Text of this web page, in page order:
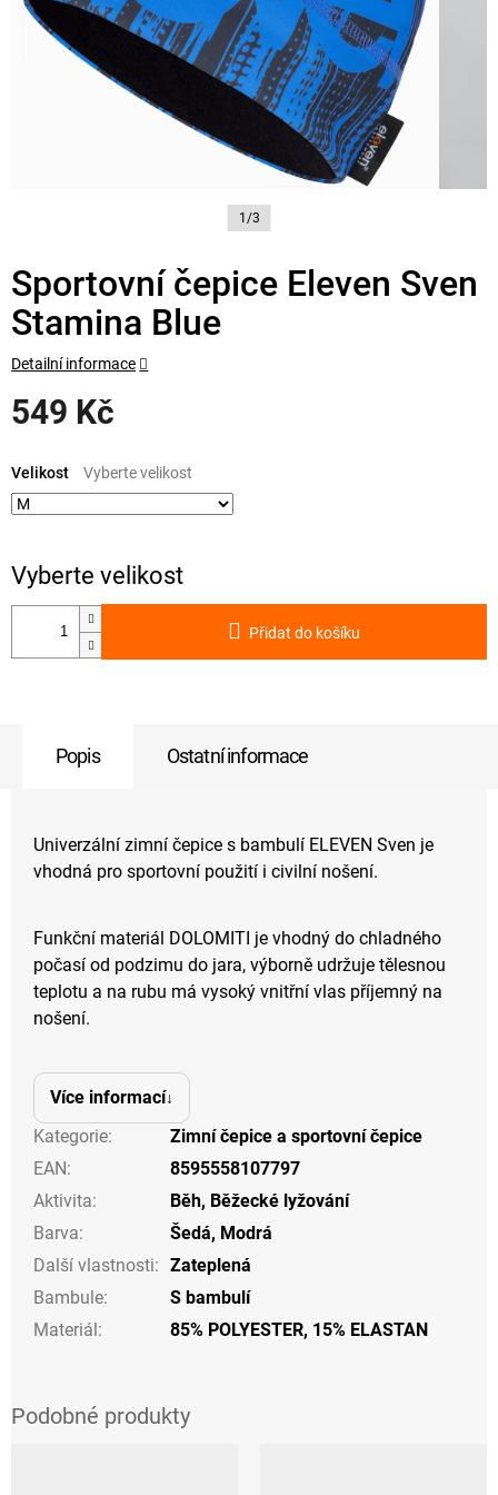
1/3
Sportovní čepice Eleven Sven
Stamina Blue
549 Kč
cena:
Velikost
Přidat do košíku
Detailní informace
Popis Ostatní informace
Univerzální zimní čepice s bambulí ELEVEN Sven je
vhodná pro sportovní použití i civilní nošení.
Funkční materiál DOLOMITI je vhodný do chladného
počasí od podzimu do jara, výborně udržuje tělesnou
teplotu a na rubu má vysoký vnitřní vlas příjemný na
nošení.
Více informací
Kategorie:
Zimní čepice a sportovní čepice
EAN:
8595558107797
Aktivita: Běh, Běžecké lyžování
Barva: Šedá, Modrá
Další vlastnosti: Zateplená
Bambule:
S bambulí
Materiál: 85% POLYESTER, 15% ELASTAN